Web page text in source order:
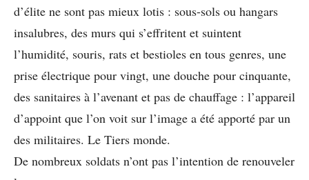
d’élite ne sont pas mieux lotis : sous-sols ou hangars
insalubres, des murs qui s’effritent et suintent
l’humidité, souris, rats et bestioles en tous genres, une
prise électrique pour vingt, une douche pour cinquante,
des sanitaires à l’avenant et pas de chauffage : l’appareil
d’appoint que l’on voit sur l’image a été apporté par un
des militaires. Le Tiers monde.
De nombreux soldats n’ont pas l’intention de renouveler